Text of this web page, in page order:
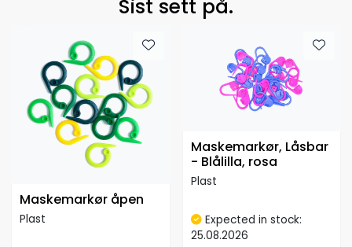
Sist sett på.
Maskemarkør åpen
Plast
Maskemarkør, Låsbar
- Blålilla, rosa
Plast
Expected in stock:
25.08.2026